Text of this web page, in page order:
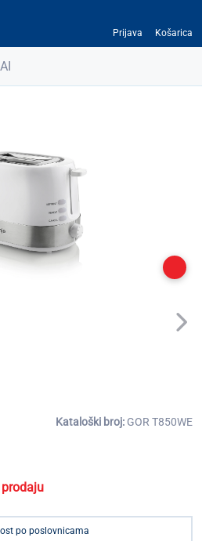
Prijava Košarica
Kataloški broj: GOR T850WE
po poslovnicama